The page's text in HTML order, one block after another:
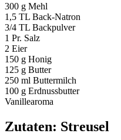
300 g Mehl
1,5 TL Back-Natron
3/4 TL Backpulver
1 Pr. Salz
2 Eier
150 g Honig
125 g Butter
250 ml Buttermilch
100 g Erdnussbutter
Vanillearoma
Zutaten: Streusel